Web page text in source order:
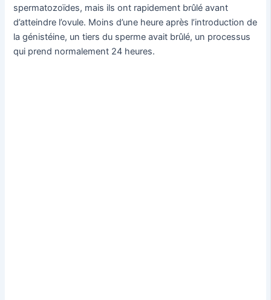
spermatozoïdes, mais ils ont rapidement brûlé avant
d’atteindre l’ovule. Moins d’une heure après l’introduction de
la génistéine, un tiers du sperme avait brûlé, un processus
qui prend normalement 24 heures.